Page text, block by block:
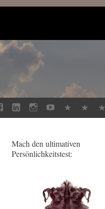
Mach den ultimativen
Persönlichkeitstest: